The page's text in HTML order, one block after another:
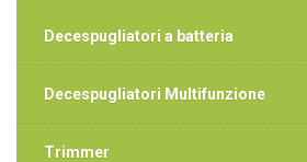
Decespugliatori a batteria
Decespugliatori Multifunzione
Trimmer